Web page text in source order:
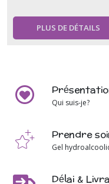
PLUS DE DÉTAILS
Qui suis-je?
Prendre
Gel
Délai &